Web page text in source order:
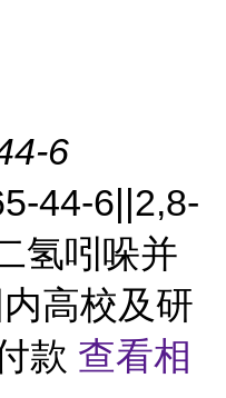
6
44-6||2,8-
氢吲哚并
高校及研
款 查看相